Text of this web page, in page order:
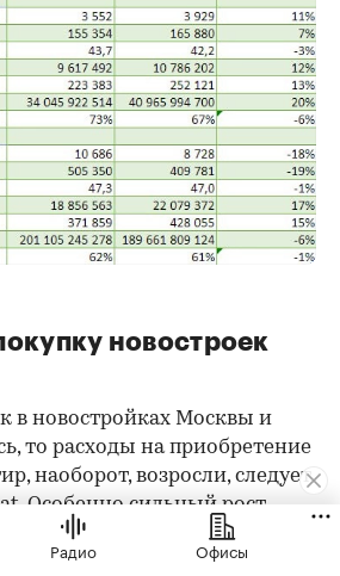
новостроек
в новостройках Москвы и
то расходы на приобретение
наоборот, возросли, следует
Особенно сильный рост
Москве.
Радио Офисы